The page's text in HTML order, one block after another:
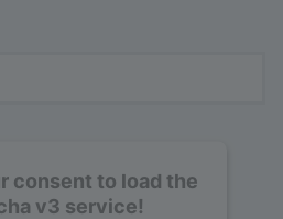
consent to load the
v3 service!